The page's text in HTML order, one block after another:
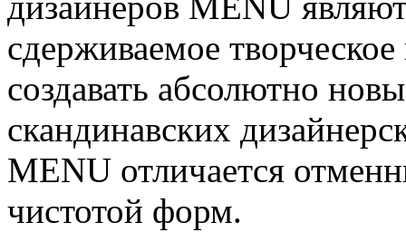
сдерживаемое
создавать абсолютно
скандинавских
MЕNU отличается
чистотой форм.